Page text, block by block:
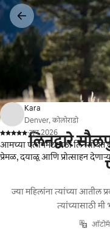
कंटेंटवर
लिनद्वारे
ज्या महिलांना त्यांच्या
त्यांच्यासाठी
Kara
Denver, कोलोराडो
,
·जून 2026
आमच्या एलोपमेंटसाठी लिनसोबत
प्रेमळ, दयाळू आणि प्रोत्साहन